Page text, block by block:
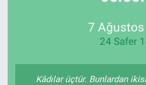
7
24 Safer
Kâdılar üçtür. Bunlardan
Genel
Son Dakika Haberleri